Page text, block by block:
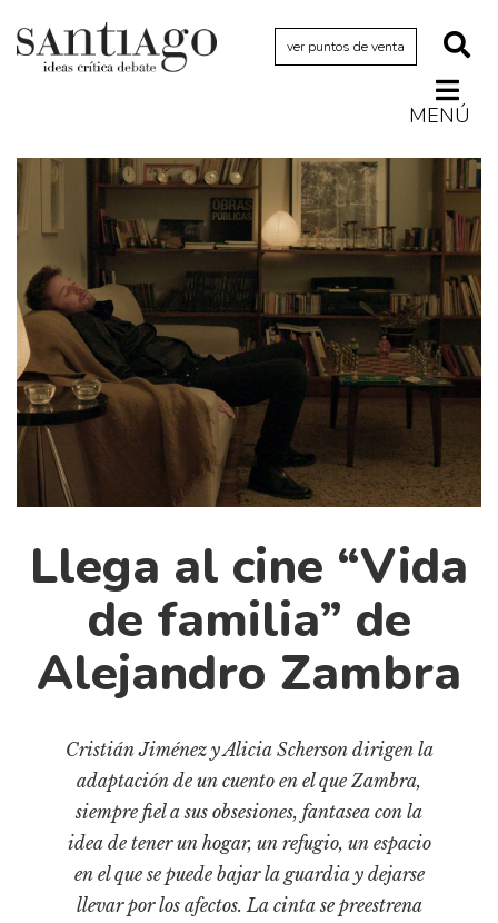
ver puntos de venta
MENÚ
Actualidad
Archivo Cenfoto-UDP
Arquetipos de situación
Artes visuales
Ciencia
Cine y televisión
Ciudad
Cómics
Críticas
Cultura
Documentos
Gran reserva
Historia
Lagunas mentales
Libros usados
Literatura
Medioambiente
Llega al cine “Vida
de familia” de
Alejandro Zambra
Cristián Jiménez y Alicia Scherson dirigen la
adaptación de un cuento en el que Zambra,
siempre fiel a sus obsesiones, fantasea con la
idea de tener un hogar, un refugio, un espacio
en el que se puede bajar la guardia y dejarse
llevar por los afectos. La cinta se preestrena